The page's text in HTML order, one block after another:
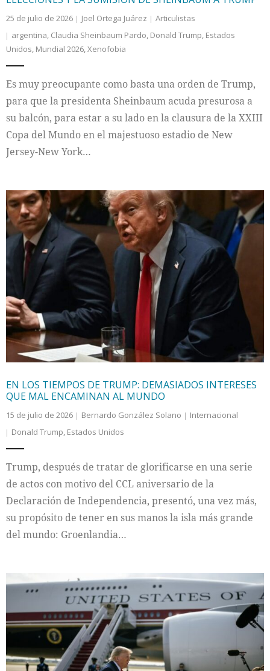
25 de julio de 2026 Joel Ortega Juárez
Articulistas
argentina Claudia Sheinbaum Pardo Donald Trump Estados
Unidos Mundial 2026 Xenofobia
Es muy preocupante como basta una orden de Trump,
para que la presidenta Sheinbaum acuda presurosa a
su balcón, para estar a su lado en la clausura de la XXIII
Copa del Mundo en el majestuoso estadio de New
Jersey-New York…
EN LOS TIEMPOS DE TRUMP: DEMASIADOS INTERESES
QUE MAL ENCAMINAN AL MUNDO
15 de julio de 2026 Bernardo González Solano
Internacional
Donald Trump, Estados Unidos
Trump, después de tratar de glorificarse en una serie
de actos con motivo del CCL aniversario de la
Declaración de Independencia, presentó, una vez más,
su propósito de tener en sus manos la isla más grande
del mundo: Groenlandia…